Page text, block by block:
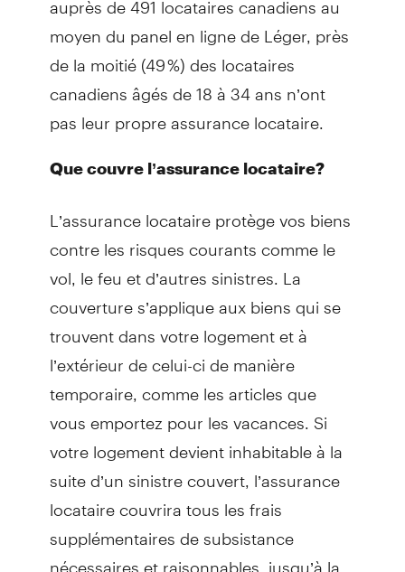
moyen du panel en ligne de Léger, près
de la moitié (49 %) des locataires
canadiens âgés de 18 à 34 ans n’ont
pas leur propre assurance locataire.
Que couvre l’assurance locataire?
L’assurance locataire protège vos biens
contre les risques courants comme le
vol, le feu et d’autres sinistres. La
couverture s’applique aux biens qui se
trouvent dans votre logement et à
l’extérieur de celui-ci de manière
temporaire, comme les articles que
vous emportez pour les vacances. Si
votre logement devient inhabitable à la
suite d’un sinistre couvert, l’assurance
locataire couvrira tous les frais
supplémentaires de subsistance
nécessaires et raisonnables, jusqu’à la